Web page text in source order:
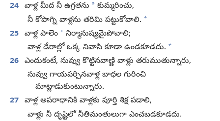
24 వాళ్ల మీద నీ ఉగ్రతను * కుమ్మరించు,
నీ కోపాగ్ని వాళ్లను తరిమి పట్టుకోవాలి. +
25 వాళ్ల పాలెం * నిర్మానుష్యమైపోవాలి;
వాళ్ల డేరాల్లో ఒక్క నివాసి కూడా ఉండకూడదు. +
26 ఎందుకంటే, నువ్వు కొట్టినవాణ్ణి వాళ్లు తరుముతున్నారు,
నువ్వు గాయపర్చినవాళ్ల బాధల గురించి
మాట్లాడుకుంటున్నారు.
27 వాళ్ల అపరాధానికి వాళ్లకు పూర్తి శిక్ష పడాలి,
వాళ్లు నీ దృష్టిలో నీతిమంతులుగా ఎంచబడకూడదు.